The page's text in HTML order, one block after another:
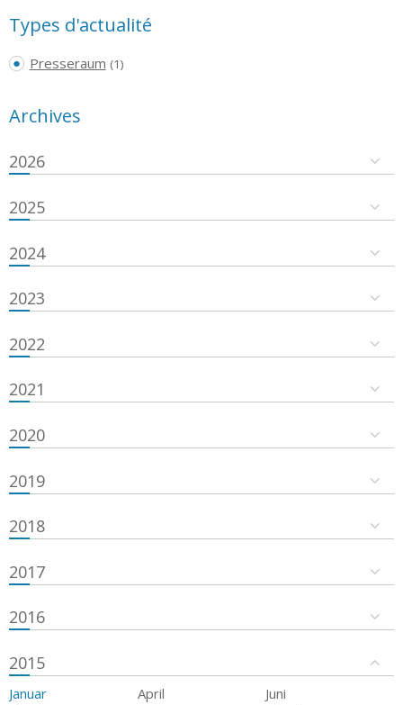
Types d'actualité
Presseraum (1)
Archives
2026
2025
2024
2023
2022
2021
2020
2019
2018
2017
2016
2015
Januar April
Juni